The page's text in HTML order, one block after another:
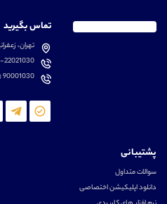
تماس بگیرید
تهران،
22021030
90001030
پشتیبانی
سوالات متداول
دانلود اپلیکیشن اختصاصی